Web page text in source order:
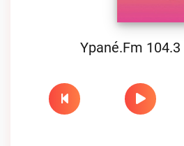
Ypané.fm 104.3